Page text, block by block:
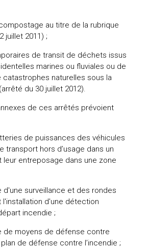
au titre de la rubrique
juillet 2011) ;
de transit de déchets issus
marines ou fluviales ou de
naturelles sous la
du 30 juillet 2012).
de ces arrêtés prévoient
de puissances des véhicules
transport hors d’usage dans un
leur entreposage dans une zone
d'une surveillance et des rondes
d'une détection
incendie ;
de moyens de défense contre
de défense contre l’incendie ;